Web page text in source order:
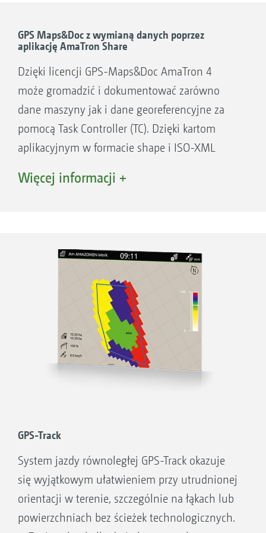
Aplikacja AmaTron Twin
klawiszy
GPS Maps&Doc z wymianą danych poprzez
aplikację AmaTron Share
Dzięki licencji GPS-Maps&Doc AmaTron 4
może gromadzić i dokumentować zarówno
dane maszyny jak i dane georeferencyjne za
pomocą Task Controller (TC). Dzięki kartom
aplikacyjnym w formacie shape i ISO-XML
Zalety GPS-Maps z aplikacją AmaTron Share:
na podpowierzchnie regulacja ilości
Wyświetlanie nieaktywnych granic pola i
automatyczne rozpoznawanie pól podczas
jazdy po obszarze
Optymalne zarządzanie zapasami dzięki
aplikacji zorientowanej na zapotrzebowanie
formacie ISO-XML lub shape oraz
eksportowanie przetworzonych zamówień w
formacie ISO-XML lub jako podsumowanie
zamówienia w formacie PDF
Rozpoczęcie pracy od razu, z późniejszą
decyzją, czy zapisać dane
Więcej informacji +
GPS-Track
System jazdy równoległej GPS-Track okazuje
się wyjątkowym ułatwieniem przy utrudnionej
orientacji w terenie, szczególnie na łąkach lub
powierzchniach bez ścieżek technologicznych.